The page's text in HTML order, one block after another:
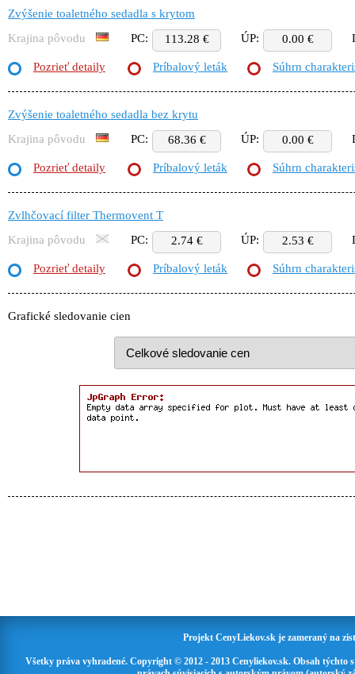
Zvýšenie toaletného sedadla s krytom
Krajina pôvodu
PC: 113.28 € ÚP: 0.00 €
Pozrieť detaily Príbalový leták Súhrn
Zvýšenie toaletného sedadla bez krytu
Krajina pôvodu
PC: 68.36 € ÚP: 0.00 €
Pozrieť detaily Príbalový leták Súhrn
Zvlhčovací filter Thermovent T
Krajina pôvodu
PC: 2.74 € ÚP: 2.53 €
Pozrieť detaily Príbalový leták Súhrn
Grafické sledovanie cien
Projekt CenyLiekov.sk je zameraný na
Všetky práva vyhradené. Copyright © 2012 - 2013 Cenyliekov.sk. Obsah